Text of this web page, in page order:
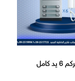
انتركم 6 يد كامل F06206